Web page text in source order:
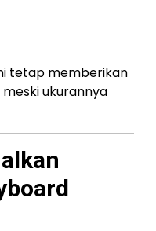
tetap memberikan
ukurannya